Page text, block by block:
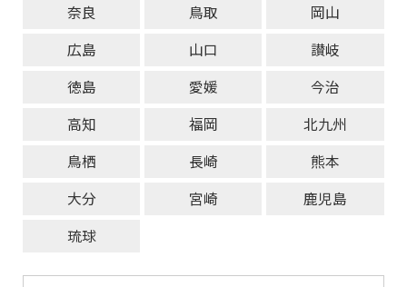
奈良
鳥取
岡山
広島
山口
讃岐
徳島
愛媛
今治
高知
福岡
北九州
鳥栖
長崎
熊本
大分
宮崎
鹿児島
琉球